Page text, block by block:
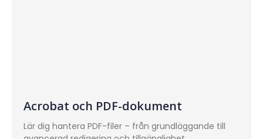
Acrobat och PDF-dokument
Lär dig hantera PDF-filer – från grundläggande till